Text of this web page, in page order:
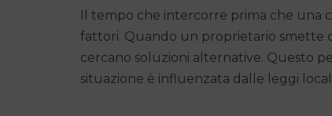
Il tempo che intercorre prima che una
fattori. Quando un proprietario smette
cercano soluzioni alternative. Questo
situazione è influenzata dalle leggi